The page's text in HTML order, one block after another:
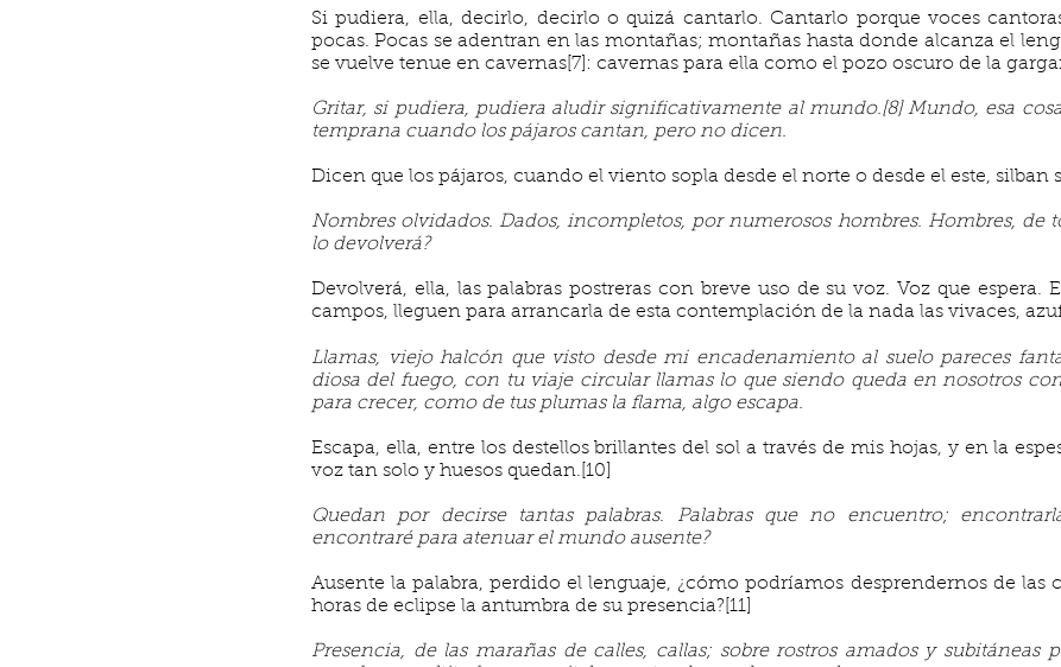
Si pudiera, ella, decirlo, decirlo o quizá cantarlo. Cantarlo porque voces
pocas. Pocas se adentran en las montañas; montañas hasta donde alcanza el
se vuelve tenue en cavernas[7]: cavernas para ella como el pozo oscuro de la
Gritar, si pudiera, pudiera aludir significativamente al mundo.[8] Mundo, esa
temprana cuando los pájaros cantan, pero no dicen.
Dicen que los pájaros, cuando el viento sopla desde el norte o desde el este, silban
Nombres olvidados. Dados, incompletos, por numerosos hombres. Hombres, de
lo devolverá?
Devolverá, ella, las palabras postreras con breve uso de su voz. Voz que espera.
campos, lleguen para arrancarla de esta contemplación de la nada las vivaces,
Llamas, viejo halcón que visto desde mi encadenamiento al suelo pareces
diosa del fuego, con tu viaje circular llamas lo que siendo queda en nosotros
para crecer, como de tus plumas la flama, algo escapa.
Escapa, ella, entre los destellos brillantes del sol a través de mis hojas, y en la
voz tan solo y huesos quedan.[10]
Quedan por decirse tantas palabras. Palabras que no encuentro;
encontraré para atenuar el mundo ausente?
Ausente la palabra, perdido el lenguaje, ¿cómo podríamos desprendernos de las
horas de eclipse la antumbra de su presencia?[11]
Presencia, de las marañas de calles, callas; sobre rostros amados y subitáneas